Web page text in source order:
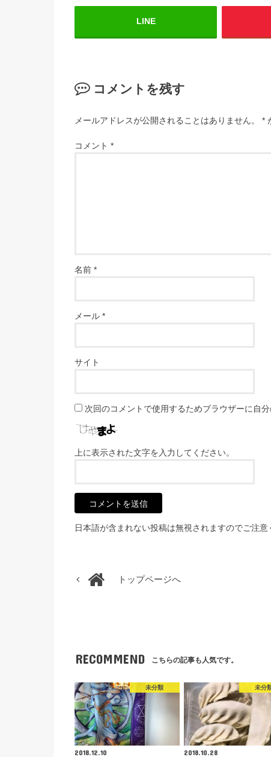
LINE
コメントを残す
メールアドレスが公開されることはありません。 *
コメント *
名前 *
メール *
サイト
次回のコメントで使用するためブラウザーに自
上に表示された文字を入力してください。
日本語が含まれない投稿は無視されますのでご注意
トップページへ
RECOMMEND こちらの記事も人気です。
未分類
2018.12.10
未分
2018.10.28